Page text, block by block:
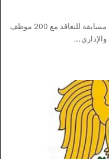
أعلنت وزارة الخارجية والمغتربين في سوريا عن مسابقة للتعاقد مع 200 موظف